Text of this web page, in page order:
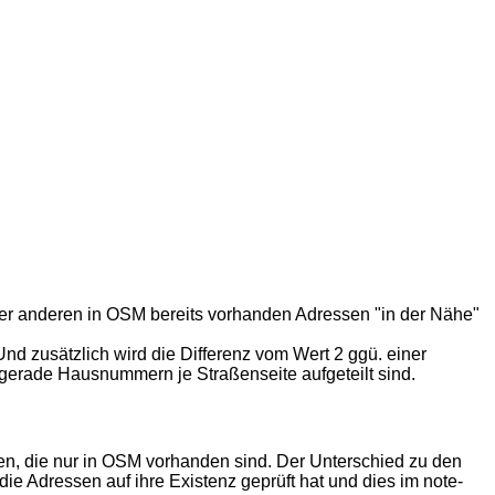
anderen in OSM bereits vorhanden Adressen "in der Nähe"
zusätzlich wird die Differenz vom Wert 2 ggü. einer
Hausnummern je Straßenseite aufgeteilt sind.
die nur in OSM vorhanden sind. Der Unterschied zu den
Adressen auf ihre Existenz geprüft hat und dies im note-